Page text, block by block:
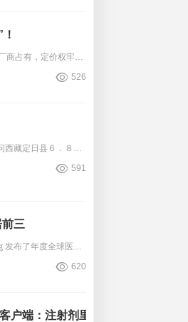
过去，我国大型设备检查市场大多被少数厂商占有，定价权牢牢控制在少数厂商中，项目价格中设备折旧费用占比达到３０－５０％，这也成为医疗机构高定价的主要原因。近年随着更多企业进
526
１月２８日，国家卫生健康委党组书记、主任雷海潮通过视频连线，慰问西藏定日县６．８级地震医疗救治工作人员、西安市急救中心人员和援外医疗队员，与医疗卫生工作者和伤者家属深入交
591
三
９月４日，Ｍｅｄｉｃａｌｄｅｓｉｇｎａｎｄｏｕｔｓｏｕｒｃｉｎｇ发布了年度全球医疗器械公司的最新百强排名。美敦力、强生医疗科技、西门子医疗仍然位居前三。与以往不同的是，今
620
户端：注射剂里的“科技”与“狠活儿”